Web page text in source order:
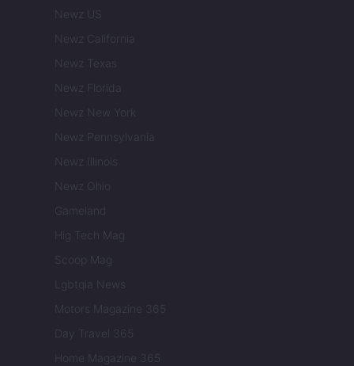
Newz US
Newz California
Newz Texas
Newz Florida
Newz New York
Newz Pennsylvania
Newz Illinois
Newz Ohio
Gameland
Hig Tech Mag
Scoop Mag
Lgbtqia News
Motors Magazine 365
Day Travel 365
Home Magazine 365